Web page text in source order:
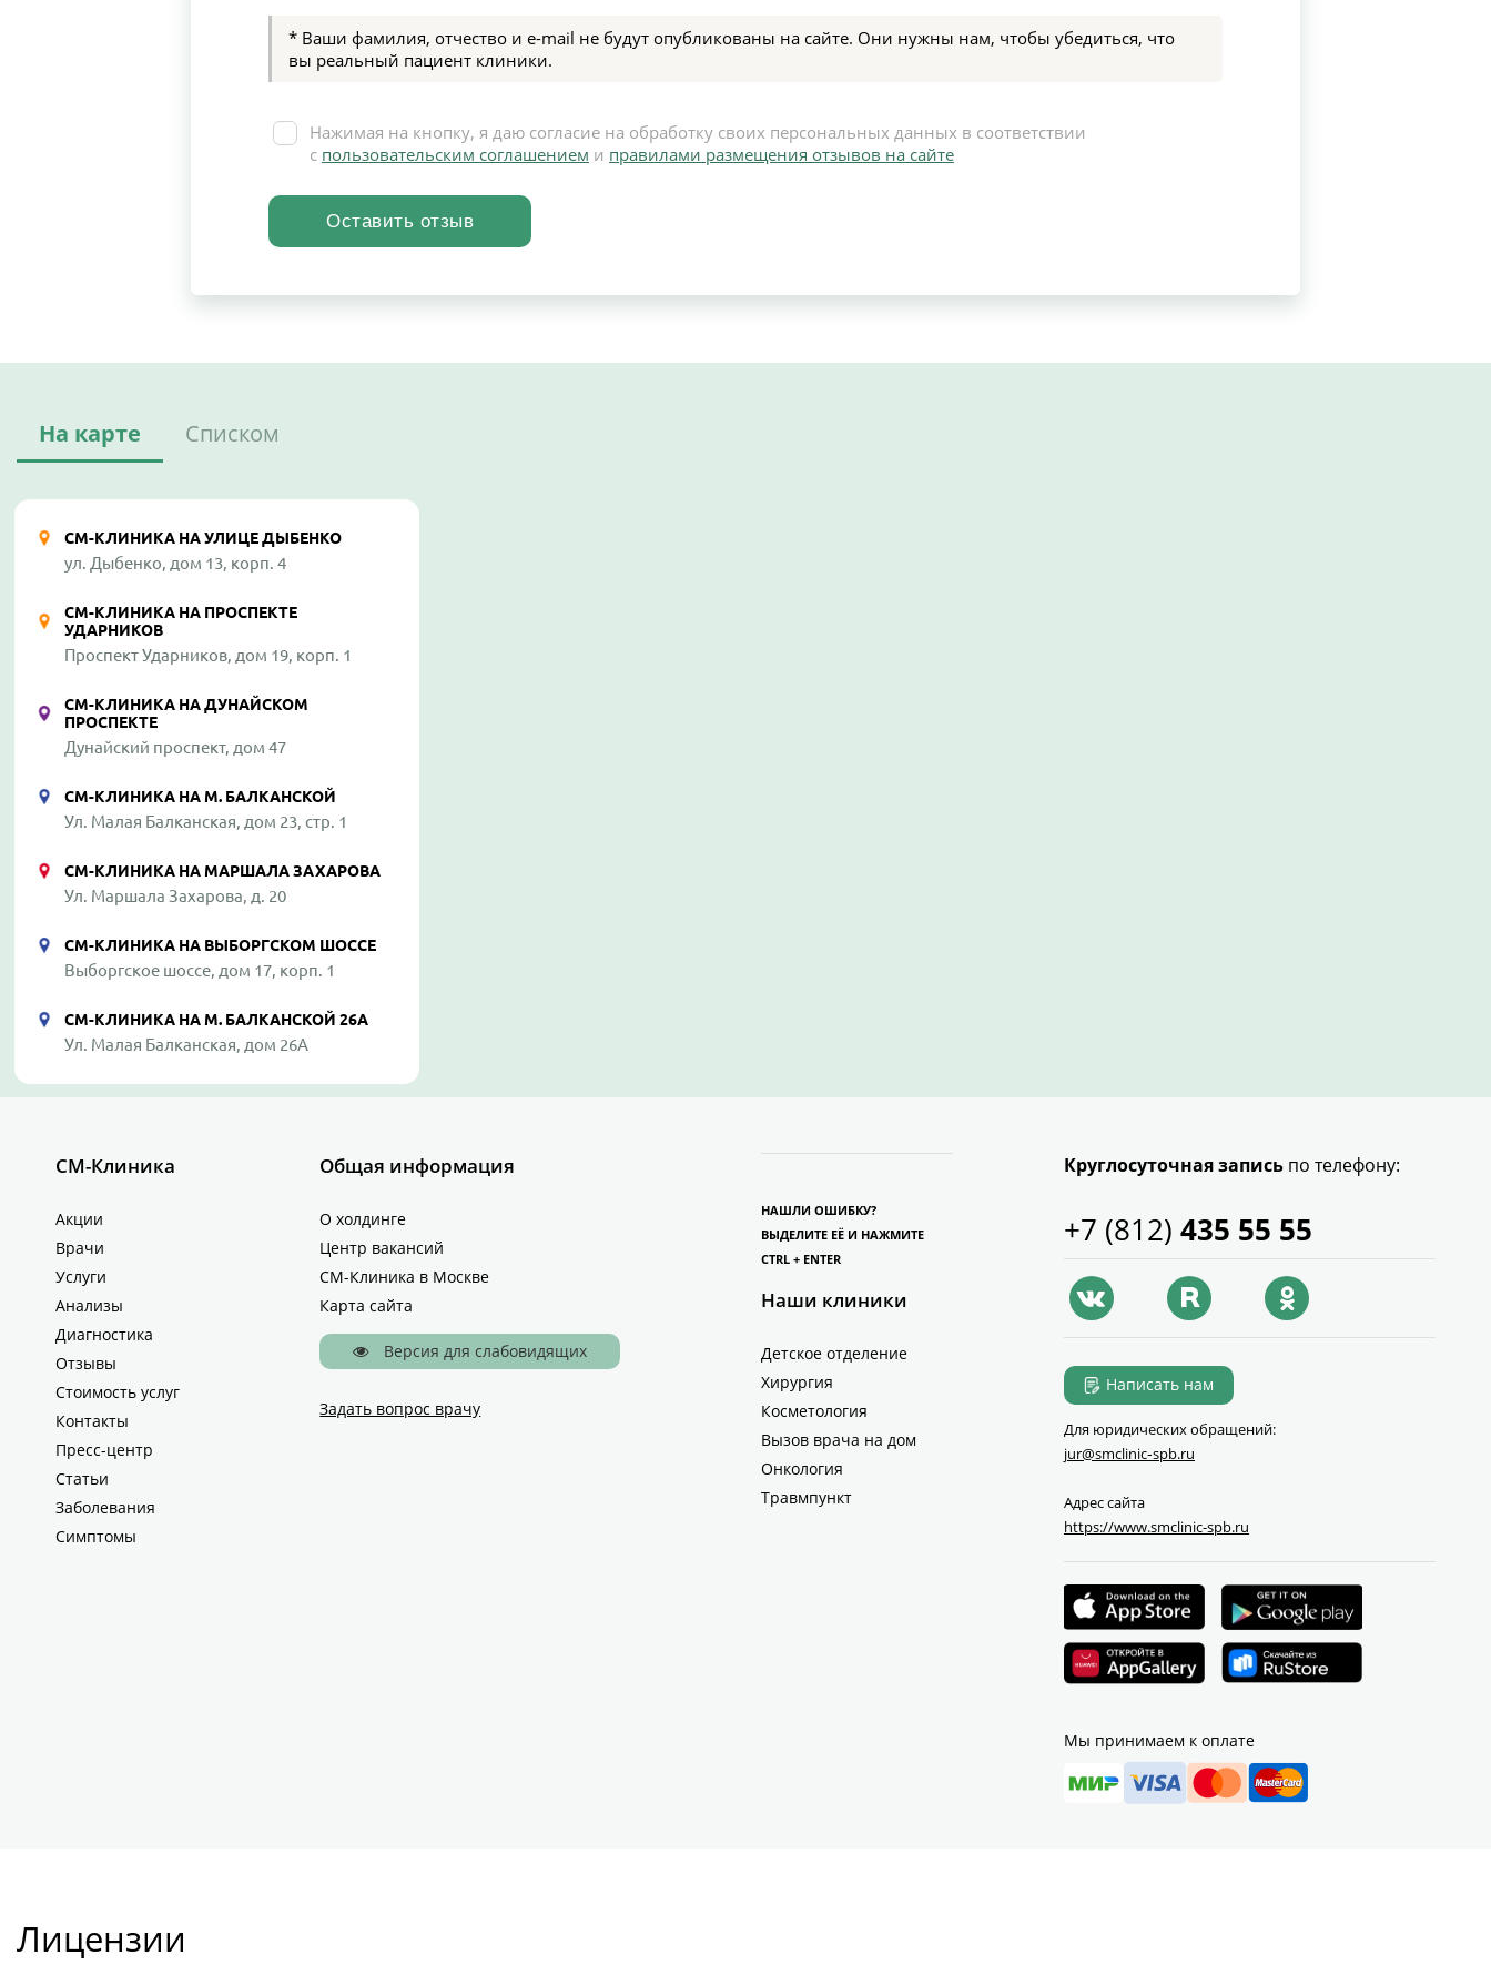
* Ваши фамилия, отчество и e-mail не будут опубликованы на сайте. Они нужны нам, чтобы убедиться, что
вы реальный пациент клиники.
Нажимая на кнопку, я даю согласие на обработку своих персональных данных в соответствии
с пользовательским соглашением и правилами размещения отзывов на сайте
На карте Списком
СМ-КЛИНИКА НА УЛИЦЕ ДЫБЕНКО
ул. Дыбенко, дом 13, корп. 4
СМ-КЛИНИКА НА ПРОСПЕКТЕ
УДАРНИКОВ
Проспект Ударников, дом 19, корп. 1
СМ-КЛИНИКА НА ДУНАЙСКОМ
ПРОСПЕКТЕ
Дунайский проспект, дом 47
СМ-КЛИНИКА НА М. БАЛКАНСКОЙ
Ул. Малая Балканская, дом 23, стр. 1
СМ-КЛИНИКА НА МАРШАЛА ЗАХАРОВА
Ул. Маршала Захарова, д. 20
СМ-КЛИНИКА НА ВЫБОРГСКОМ ШОССЕ
Выборгское шоссе, дом 17, корп. 1
СМ-КЛИНИКА НА М. БАЛКАНСКОЙ 26А
Ул. Малая Балканская, дом 26А
СМ-Клиника
Акции
Врачи
Услуги
Анализы
Диагностика
Отзывы
Стоимость услуг
Контакты
Пресс-центр
Статьи
Заболевания
Симптомы
Общая информация
О холдинге
Центр вакансий
СМ-Клиника в Москве
Карта сайта
Версия для слабовидящих
Задать вопрос врачу
НАШЛИ ОШИБКУ?
ВЫДЕЛИТЕ ЕЁ И НАЖМИТЕ
CTRL + ENTER
Наши клиники
Детское отделение
Хирургия
Косметология
Вызов врача на дом
Онкология
Травмпункт
Круглосуточная записьпо телефону:
+7 (812) 435 55 55
Написать нам
Для юридических обращений:
jur@smclinic‑spb.ru
Адрес сайта
https://www.smclinic-spb.ru
Мы принимаем к оплате
Лицензии